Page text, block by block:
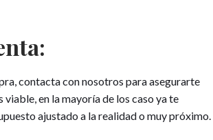
contacta con nosotros para asegurarte
viable, en la mayoría de los caso ya te
ajustado a la realidad o muy próximo.